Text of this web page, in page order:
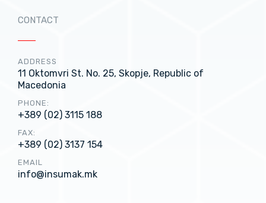
CONTACT
ADDRESS
11 Oktomvri St. No. 25, Skopje, Republic of
Macedonia
PHONE:
+389 (02) 3115 188
FAX:
+389 (02) 3137 154
EMAIL
info@insumak.mk